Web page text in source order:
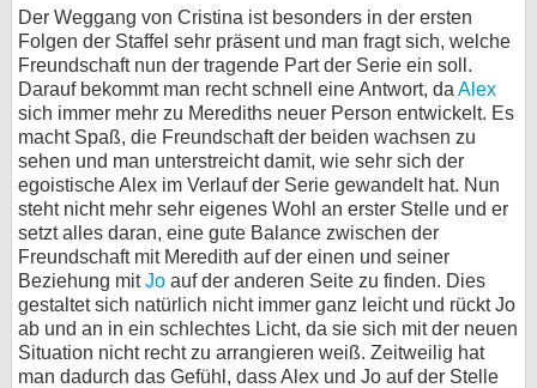
Der Weggang von Cristina ist besonders in der ersten
Folgen der Staffel sehr präsent und man fragt sich, welche
Freundschaft nun der tragende Part der Serie ein soll.
Darauf bekommt man recht schnell eine Antwort, da Alex
sich immer mehr zu Merediths neuer Person entwickelt. Es
macht Spaß, die Freundschaft der beiden wachsen zu
sehen und man unterstreicht damit, wie sehr sich der
egoistische Alex im Verlauf der Serie gewandelt hat. Nun
steht nicht mehr sehr eigenes Wohl an erster Stelle und er
setzt alles daran, eine gute Balance zwischen der
Freundschaft mit Meredith auf der einen und seiner
Beziehung mitJo auf der anderen Seite zu finden. Dies
gestaltet sich natürlich nicht immer ganz leicht und rückt Jo
ab und an in ein schlechtes Licht, da sie sich mit der neuen
Situation nicht recht zu arrangieren weiß. Zeitweilig hat
man dadurch das Gefühl, dass Alex und Jo auf der Stelle